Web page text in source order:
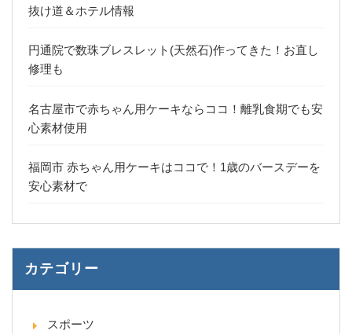
抜け道＆ホテル情報
円通院で数珠ブレスレット(天然石)作ってきた！お直し
修理も
名古屋市で赤ちゃん用ケーキならココ！離乳食期でも安
心素材使用
福岡市 赤ちゃん用ケーキはココで！1歳のバースデーを
安心素材で
カテゴリー
スポーツ